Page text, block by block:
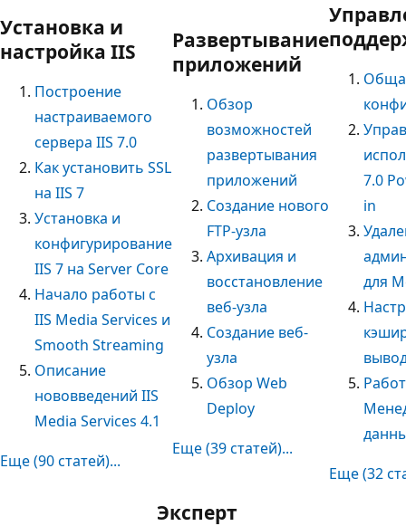
Установка и
настройка IIS
Построение
настраиваемого
сервера IIS 7.0
Как установить SSL
на IIS 7
Установка и
конфигурирование
IIS 7 на Server Core
Начало работы с
IIS Media Services и
Smooth Streaming
Описание
нововведений IIS
Media Services 4.1
Еще (90 статей)...
Развертывание
приложений
Обзор
возможностей
развертывания
приложений
Создание нового
FTP-узла
Архивация и
восстановление
веб-узла
Создание веб-
узла
Обзор Web
Deploy
Еще (39 статей)...
7.0
in
для
Еще (32
Эксперт